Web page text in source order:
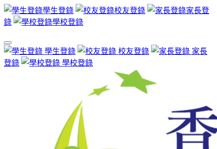
學生登錄 校友登錄
家長登
錄
學校登錄
學生登錄 校友登錄
家長
登錄
學校登錄